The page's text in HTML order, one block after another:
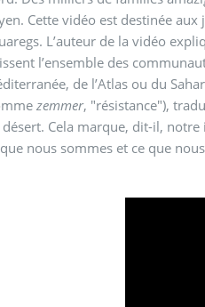
Cette vidéo est destinée
L’auteur de la vidéo
l’ensemble des
de l’Atlas ou du
zemmer, "résistance"),
Cela marque, dit-il, notre
nous sommes et ce que